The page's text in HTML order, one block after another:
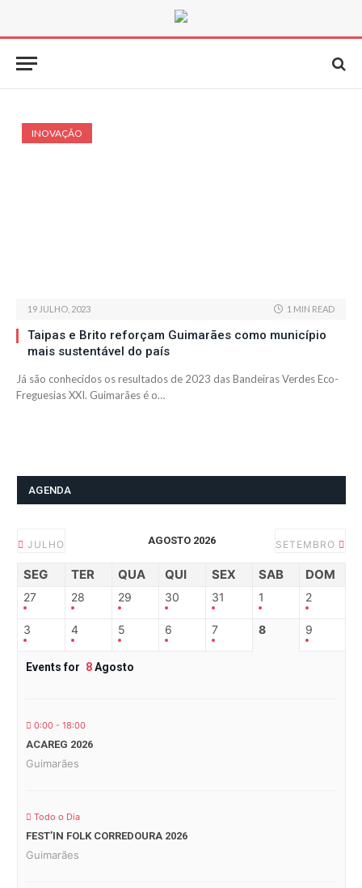
INOVAÇÃO
19 JULHO, 2023 1 MIN READ
Taipas e Brito reforçam Guimarães como município
mais sustentável do país
Já são conhecidos os resultados de 2023 das Bandeiras Verdes Eco-
Freguesias XXI. Guimarães é o…
AGENDA
JULHO AGOSTO 2026 SETEMBRO
SEG TER QUA QUI SEX SAB DOM
27 28 29 30 31 1 2
3 4 5 6 7 8 9
Events for 8Agosto
0:00 - 18:00
ACAREG 2026
Guimarães
Todo o Dia
FEST’IN FOLK CORREDOURA 2026
Guimarães